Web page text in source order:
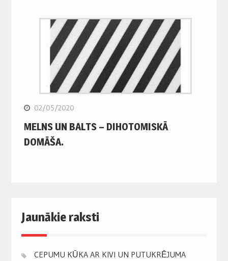
02/05/2020
MELNS UN BALTS – DIHOTOMISKĀ
DOMĀŠA.
Jaunākie raksti
CEPUMU KŪKA AR KIVI UN PUTUKRĒJUMA